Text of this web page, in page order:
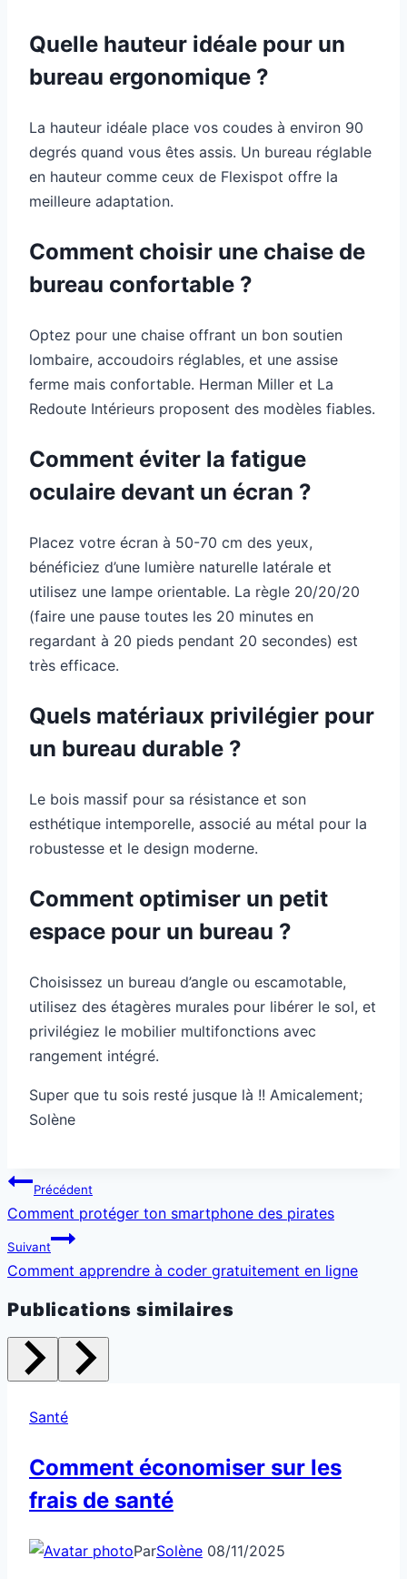
Quelle hauteur idéale pour un
bureau ergonomique ?
La hauteur idéale place vos coudes à environ 90
degrés quand vous êtes assis. Un bureau réglable
en hauteur comme ceux de Flexispot offre la
meilleure adaptation.
Comment choisir une chaise de
bureau confortable ?
Optez pour une chaise offrant un bon soutien
lombaire, accoudoirs réglables, et une assise
ferme mais confortable. Herman Miller et La
Redoute Intérieurs proposent des modèles fiables.
Comment éviter la fatigue
oculaire devant un écran ?
Placez votre écran à 50-70 cm des yeux,
bénéficiez d’une lumière naturelle latérale et
utilisez une lampe orientable. La règle 20/20/20
(faire une pause toutes les 20 minutes en
regardant à 20 pieds pendant 20 secondes) est
très efficace.
Quels matériaux privilégier pour
un bureau durable ?
Le bois massif pour sa résistance et son
esthétique intemporelle, associé au métal pour la
robustesse et le design moderne.
Comment optimiser un petit
espace pour un bureau ?
Choisissez un bureau d’angle ou escamotable,
utilisez des étagères murales pour libérer le sol, et
privilégiez le mobilier multifonctions avec
rangement intégré.
Super que tu sois resté jusque là !! Amicalement;
Solène
Navigation
de
l’article
Précédent
Comment protéger ton smartphone des pirates
Suivant
Comment apprendre à coder gratuitement en ligne
Publications similaires
Santé
Comment économiser sur les
frais de santé
ParSolène 08/11/2025